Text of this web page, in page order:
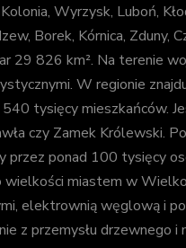
Wyrzysk, Luboń,
Borek, Kórnica, Zduny,
826 km². Na terenie
W regionie
tysięcy mieszkańców.
czy Zamek Królewski.
ponad 100 tysięcy
miastem w
elektrownią węglową i
z przemysłu drzewnego